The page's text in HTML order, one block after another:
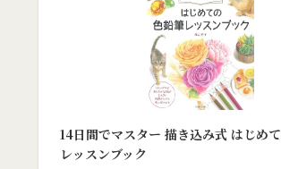
14日間でマスター 描き込み式 はじめ
レッスンブック